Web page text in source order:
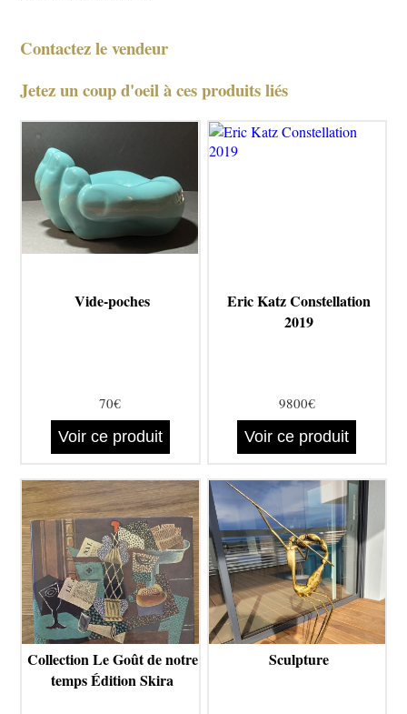
Contactez le vendeur
Jetez un coup d'oeil à ces produits liés
Vide-poches
70€
Voir ce produit
Eric Katz Constellation
2019
9800€
Voir ce produit
Collection Le Goût de notre
temps Édition Skira
Sculpture